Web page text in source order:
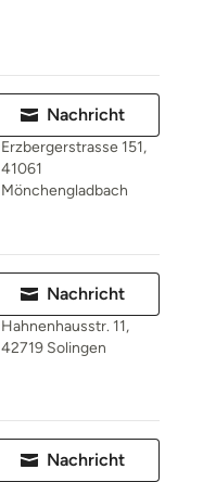
Nachricht
Erzbergerstrasse 151,
41061
Mönchengladbach
Nachricht
Hahnenhausstr. 11,
42719 Solingen
Nachricht